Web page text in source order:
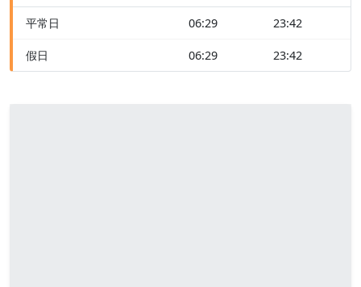
平常日 06:29 23:42
假日 06:29 23:42